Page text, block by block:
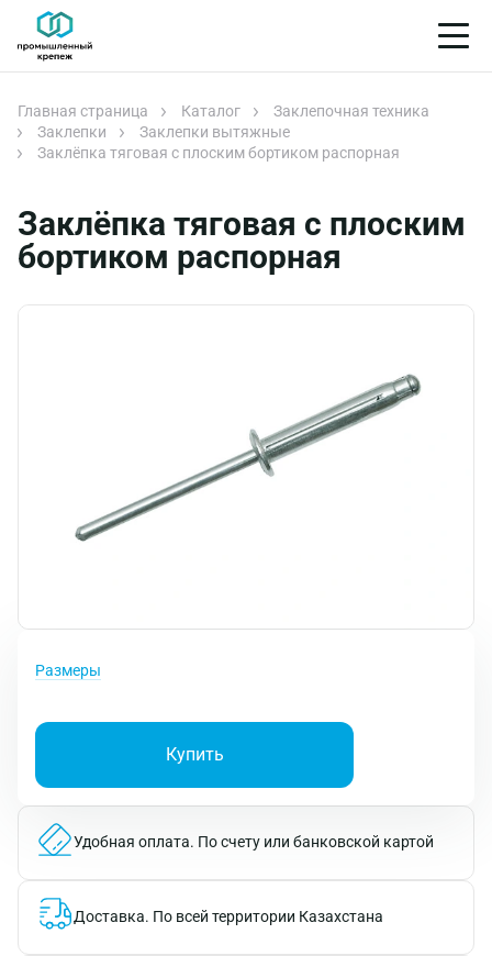
Главная страница Каталог
Заклепочная техника
Заклепки
Заклепки вытяжные
Заклёпка тяговая с плоским бортиком распорная
Заклёпка тяговая с плоским
бортиком распорная
Размеры
Купить
Удобная оплата. По счету или банковской картой
Доставка. По всей территории Казахстана